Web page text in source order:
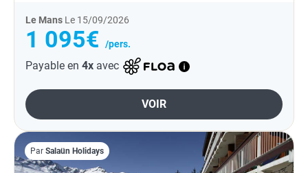
Le Mans Le 15/09/2026
1 095€ /pers.
Payable en 4x avec
VOIR
Par Salaün Holidays